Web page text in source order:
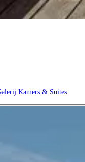
Kamers & Suites